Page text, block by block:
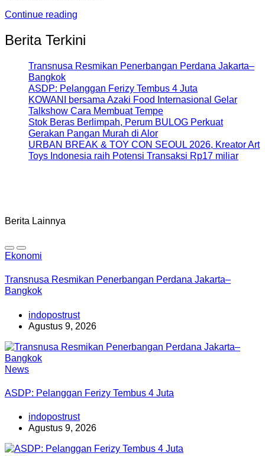
Continue reading
Berita Terkini
Transnusa Resmikan Penerbangan Perdana Jakarta–
Bangkok
ASDP: Pelanggan Ferizy Tembus 4 Juta
KOWANI bersama Azaki Food Internasional Gelar
Talkshow Cara Membuat Tempe
Stok Beras Berlimpah, Perum BULOG Perkuat
Gerakan Pangan Murah di Alor
URBAN BREAK & TOY CON SEOUL 2026, Kreator Art
Toys Indonesia raih Potensi Transaksi Rp17 miliar
Berita Lainnya
Ekonomi
Transnusa Resmikan Penerbangan Perdana Jakarta–
Bangkok
indopostrust
Agustus 9, 2026
News
ASDP: Pelanggan Ferizy Tembus 4 Juta
indopostrust
Agustus 9, 2026